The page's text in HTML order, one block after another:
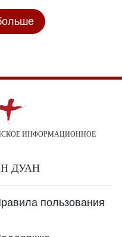
ИНФОРМАЦИОННОЕ
ДУАН
пользования